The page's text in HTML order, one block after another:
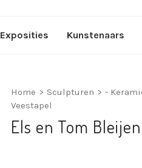
Exposities Kunstenaars
Home > Sculpturen > -
Veestapel
Els en Tom